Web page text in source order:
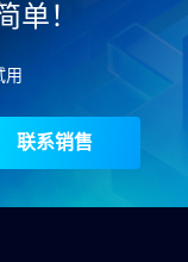
单！
用
联系销售